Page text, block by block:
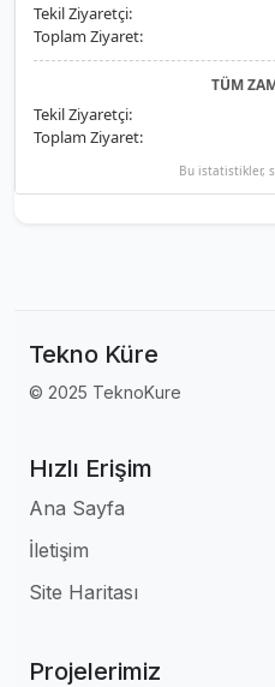
Tekil Ziyaretçi:
Toplam Ziyaret:
TÜM
Tekil Ziyaretçi:
Toplam Ziyaret:
Bu istatistikler,
Tekno Küre
© 2025 TeknoKure
Hızlı Erişim
Ana Sayfa
İletişim
Site Haritası
Projelerimiz